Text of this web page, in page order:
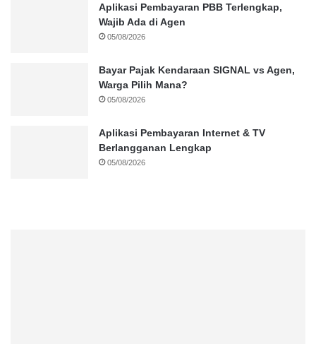
Aplikasi Pembayaran PBB Terlengkap,
Wajib Ada di Agen
05/08/2026
Bayar Pajak Kendaraan SIGNAL vs Agen,
Warga Pilih Mana?
05/08/2026
Aplikasi Pembayaran Internet & TV
Berlangganan Lengkap
05/08/2026